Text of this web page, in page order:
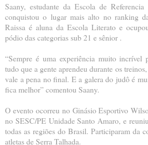
Saany, estudante da Escola de
conquistou o lugar mais alto no ranking
Raissa é aluna da Escola Literato e
pódio das categorias sub 21 e sênior .
“Sempre é uma experiência muito incrível
tudo que a gente aprendeu durante os
vale a pena no final. E a galera do judô é
fica melhor” comentou Saany.
O evento ocorreu no Ginásio Esportivo
no SESC/PE Unidade Santo Amaro, e
todas as regiões do Brasil. Participaram da
atletas de Serra Talhada.